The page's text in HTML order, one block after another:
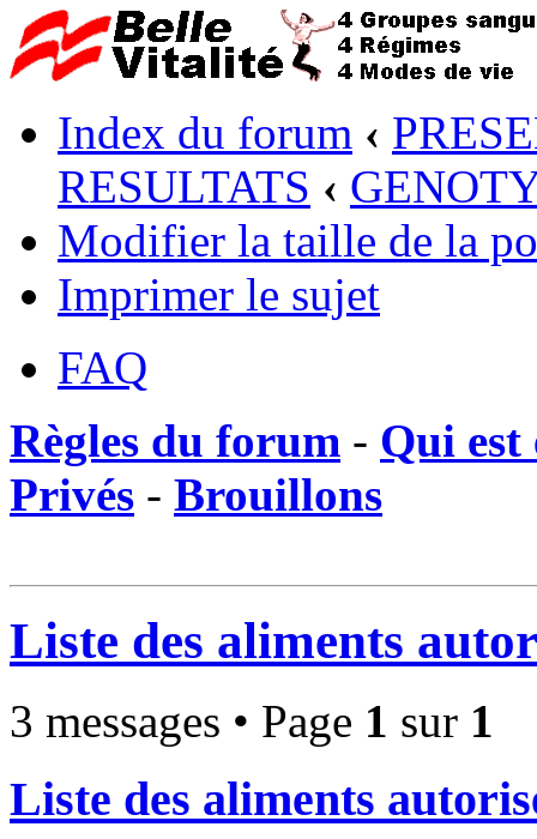
Index du forum ‹
RESULTATS ‹
Modifier la taille de la
Imprimer le sujet
FAQ
Règles du forum - Qui est
Privés - Brouillons
Liste des aliments
3 messages • Page 1 sur 1
Liste des aliments